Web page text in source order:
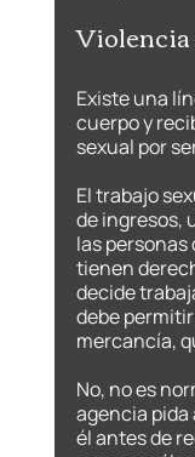
Violencia
Existe una
cuerpo y
sexual por
El trabajo
de ingresos,
las
tienen
decide
debe
mercancía,
No, no es
agencia pida
él antes de